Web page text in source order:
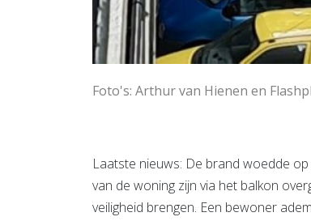
Foto's: Arthur van Hienen en
Laatste nieuws: De brand woedde
van de woning zijn via het balkon
veiligheid brengen. Een bewoner